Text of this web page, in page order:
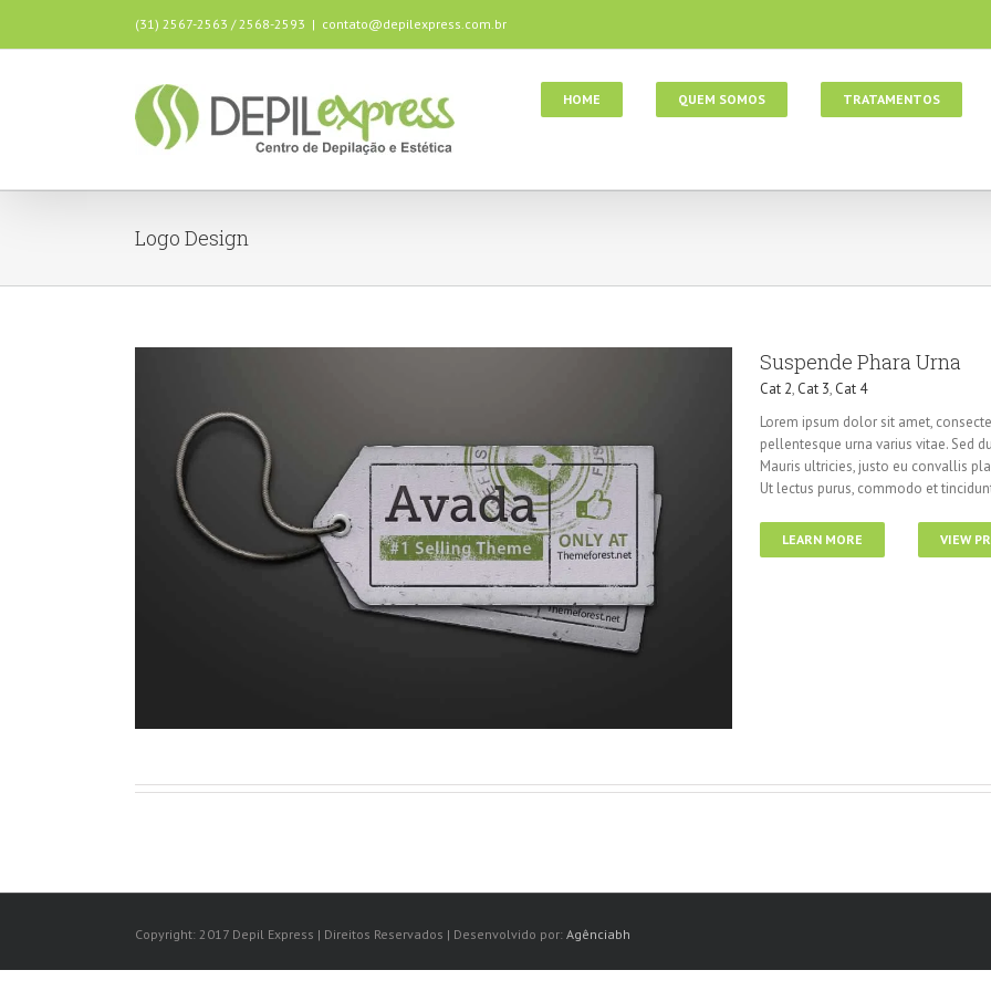
(31) 2567-2563 / 2568-2593 | contato@depilexpress.com.br
HOME QUEM SOMOS TRATAMENTOS
Logo Design
Suspende Phara Urna
Cat 2, Cat 3, Cat 4
Lorem ipsum dolor sit amet,
pellentesque urna varius vitae. Sed
Mauris ultricies, justo eu convallis
Ut lectus purus, commodo et
LEARN MORE VIEW
Copyright: 2017 Depil Express | Direitos Reservados | Desenvolvido por: Agênciabh